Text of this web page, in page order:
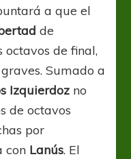
a que el
de
octavos de final,
Sumado a
Izquierdoz no
de octavos
por
con Lanús. El